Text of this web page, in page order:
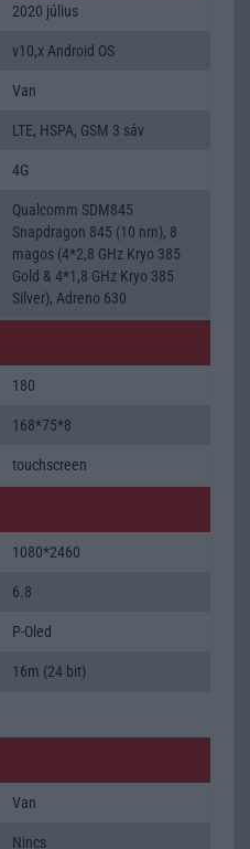
2020 július
v10,x Android OS
Van
LTE, HSPA, GSM 3 sáv
4G
Qualcomm SDM845
Snapdragon 845 (10 nm), 8
magos (4*2,8 GHz Kryo 385
Gold & 4*1,8 GHz Kryo 385
Silver), Adreno 630
180
168*75*8
touchscreen
1080*2460
6.8
P-Oled
16m (24 bit)
Van
Nincs